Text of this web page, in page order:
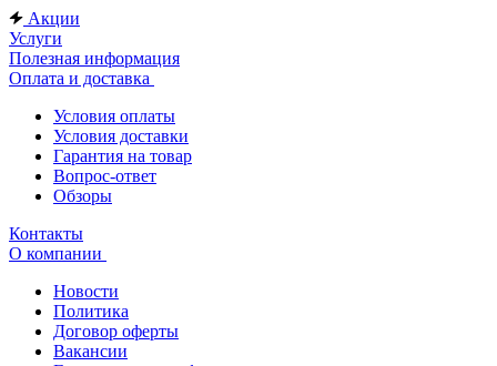
Акции
Услуги
Полезная информация
Оплата и доставка
Условия оплаты
Условия доставки
Гарантия на товар
Вопрос-ответ
Обзоры
Контакты
О компании
Новости
Политика
Договор оферты
Вакансии